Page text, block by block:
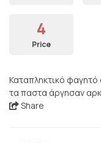
4
Price
Καταπληκτικό φαγητό
τα παστα άργησαν
Share